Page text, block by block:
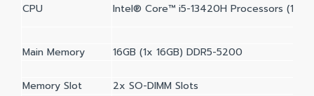
CPU Intel® Core™ i5-13420H Processors (13th
Main Memory 16GB (1x 16GB) DDR5-5200
Memory Slot 2x SO-DIMM Slots